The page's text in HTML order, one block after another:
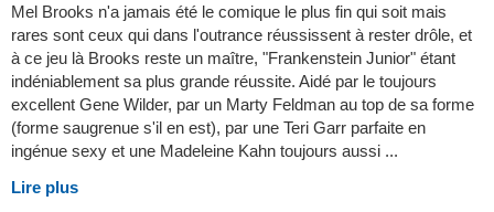
Mel Brooks n'a jamais été le comique le plus fin qui soit mais
rares sont ceux qui dans l'outrance réussissent à rester drôle, et
à ce jeu là Brooks reste un maître, "Frankenstein Junior" étant
indéniablement sa plus grande réussite. Aidé par le toujours
excellent Gene Wilder, par un Marty Feldman au top de sa forme
(forme saugrenue s'il en est), par une Teri Garr parfaite en
ingénue sexy et une Madeleine Kahn toujours aussi ...
Lire plus